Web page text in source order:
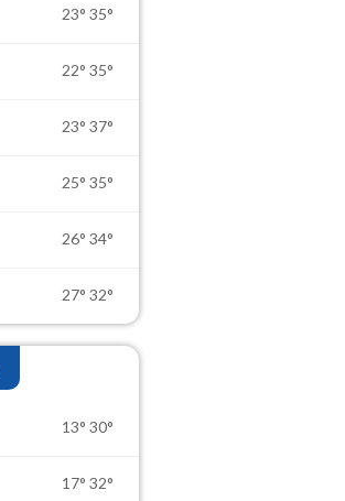
23° 35°
22° 35°
23° 37°
25° 35°
26° 34°
27° 32°
13° 30°
17° 32°